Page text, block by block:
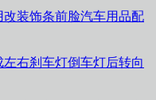
改装饰条前脸汽车用品配
右刹车灯倒车灯后转向